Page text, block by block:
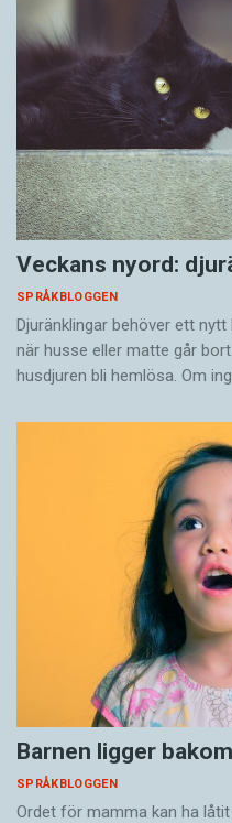
Veckans nyord:
SPRÅKBLOGGEN
Djuränklingar behöver ett
när husse eller matte går
husdjuren bli hemlösa. Om
Barnen ligger
SPRÅKBLOGGEN
Ordet för mamma kan ha